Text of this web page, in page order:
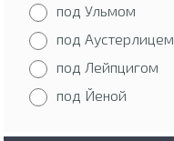
под Ульмом
под Аустерлицем
под Лейпцигом
под Йеной